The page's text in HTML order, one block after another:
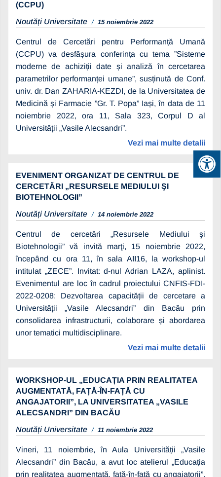
(CCPU)
Noutăți Universitate
15 noiembrie 2022
Centrul de Cercetări pentru Performanță Umană
(CCPU) va desfășura conferința cu tema ”Sisteme
moderne de achiziții date și analiză în cercetarea
parametrilor performanței umane”, susținută de Conf.
univ. dr. Dan ZAHARIA-KEZDI, de la Universitatea de
Medicină și Farmacie ”Gr. T. Popa” Iași, în data de 11
noiembrie 2022, ora 11, Sala 323, Corpul D al
Universității „Vasile Alecsandri”.
Vezi mai multe detalii
EVENIMENT ORGANIZAT DE CENTRUL DE
CERCETĂRI „RESURSELE MEDIULUI ŞI
BIOTEHNOLOGII”
Noutăți Universitate
14 noiembrie 2022
Centrul de cercetări „Resursele Mediului şi
Biotehnologii” vă invită marţi, 15 noiembrie 2022,
începând cu ora 11, în sala AII16, la workshop-ul
intitulat „ZECE”. Invitat: d-nul Adrian LAZA, aplinist.
Evenimentul are loc în cadrul proiectului CNFIS-FDI-
2022-0208: Dezvoltarea capacității de cercetare a
Universității „Vasile Alecsandri” din Bacău prin
consolidarea infrastructurii, colaborare și abordarea
unor tematici multidisciplinare.
Vezi mai multe detalii
WORKSHOP-UL „EDUCAȚIA PRIN REALITATEA
AUGMENTATĂ, FAȚĂ-ÎN-FAȚĂ CU
ANGAJATORII”, LA UNIVERSITATEA „VASILE
ALECSANDRI” DIN BACĂU
Noutăți Universitate
11 noiembrie 2022
Vineri, 11 noiembrie, în Aula Universității „Vasile
Alecsandri” din Bacău, a avut loc atelierul „Educația
prin realitatea augmentată, față-în-față cu angajatorii”.